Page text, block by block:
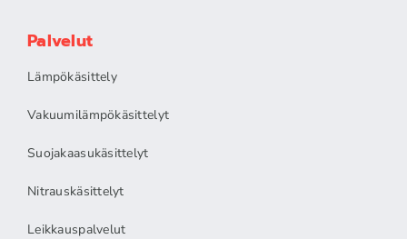
Palvelut
Lämpökäsittely
Vakuumilämpökäsittelyt
Suojakaasukäsittelyt
Nitrauskäsittelyt
Leikkauspalvelut